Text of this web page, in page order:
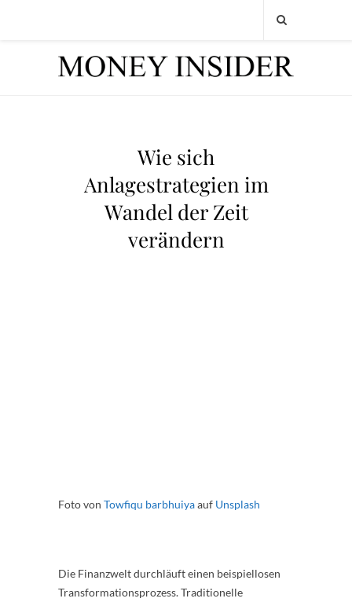
Wie sich
Anlagestrategien im
Wandel der Zeit
verändern
Foto von Towfiqu barbhuiyaauf Unsplash
Die Finanzwelt durchläuft einen beispiellosen
Transformationsprozess. Traditionelle